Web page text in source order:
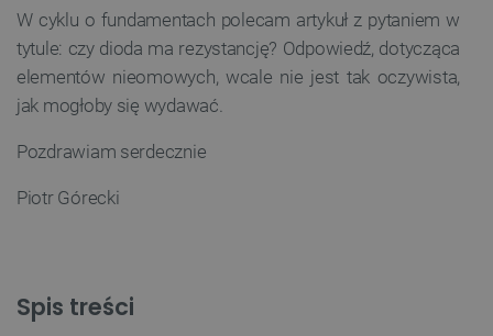
W cyklu o fundamentach polecam artykuł z pytaniem w
tytule: czy dioda ma rezystancję? Odpowiedź, dotycząca
elementów nieomowych, wcale nie jest tak oczywista,
jak mogłoby się wydawać.
Pozdrawiam serdecznie
Piotr Górecki
Spis treści
Niezbędne Wydajność Targetowanie
Funkcjonalność
Niezbędne pliki cookie umożliwiają korzystanie z
podstawowych funkcji strony internetowej, takich
jak logowanie użytkownika i zarządzanie kontem.
prawidłowo korzystać ze strony internetowej.
Nazwa